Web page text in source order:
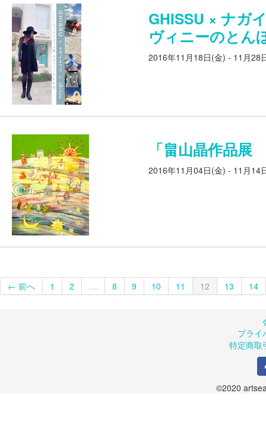
GHISSU × ナガ
ヴィニーのとん
2016年11月18日(金) - 11月28
「畠山晶作品
2016年11月04日(金) - 11月14
← 前へ 1 2 … 8 9 10 11 12 13 14
プライ
特定商取
©2020